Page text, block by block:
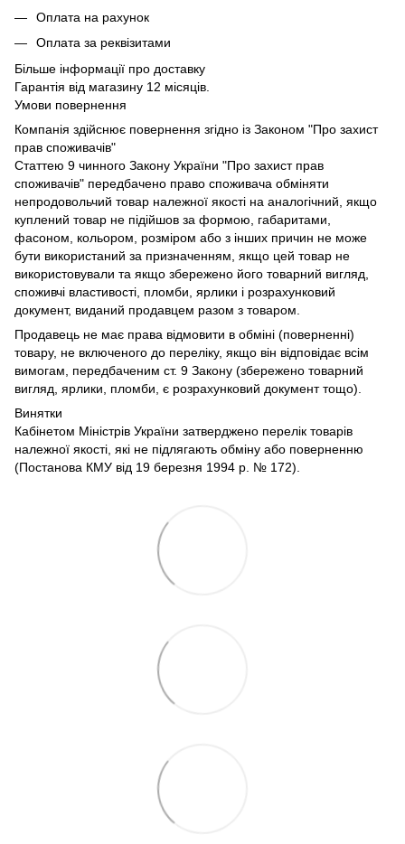
Оплата на рахунок
Оплата за реквізитами
Більше інформації про доставку
Гарантія від магазину 12 місяців.
Умови повернення
Компанія здійснює повернення згідно із Законом "Про захист
прав споживачів"
Статтею 9 чинного Закону України "Про захист прав
споживачів" передбачено право споживача обміняти
непродовольчий товар належної якості на аналогічний, якщо
куплений товар не підійшов за формою, габаритами,
фасоном, кольором, розміром або з інших причин не може
бути використаний за призначенням, якщо цей товар не
використовували та якщо збережено його товарний вигляд,
споживчі властивості, пломби, ярлики і розрахунковий
документ, виданий продавцем разом з товаром.
Продавець не має права відмовити в обміні (поверненні)
товару, не включеного до переліку, якщо він відповідає всім
вимогам, передбаченим ст. 9 Закону (збережено товарний
вигляд, ярлики, пломби, є розрахунковий документ тощо).
Винятки
Кабінетом Міністрів України затверджено перелік товарів
належної якості, які не підлягають обміну або поверненню
(Постанова КМУ від 19 березня 1994 р. № 172).